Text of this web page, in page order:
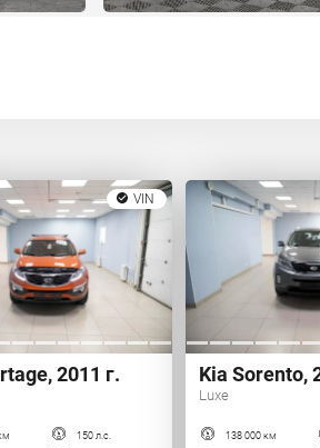
VIN
2011 г.
150 л.с.
Kia Sorento,
Luxe
138 000 км